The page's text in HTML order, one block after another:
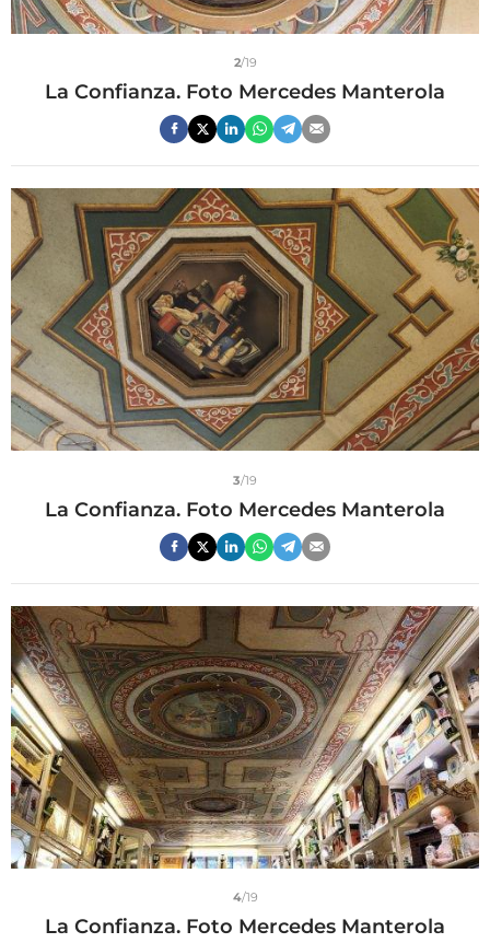
2/19
La Confianza. Foto Mercedes Manterola
3/19
La Confianza. Foto Mercedes Manterola
4/19
La Confianza. Foto Mercedes Manterola